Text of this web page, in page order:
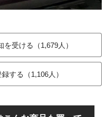
を受ける（1,679人）
する（1,106人）